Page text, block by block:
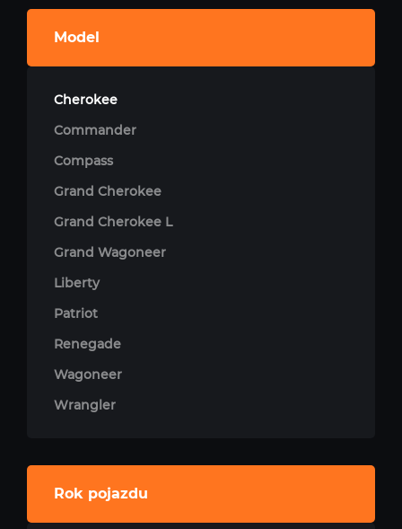
Model
Cherokee
Commander
Compass
Grand Cherokee
Grand Cherokee L
Grand Wagoneer
Liberty
Patriot
Renegade
Wagoneer
Wrangler
Rok pojazdu